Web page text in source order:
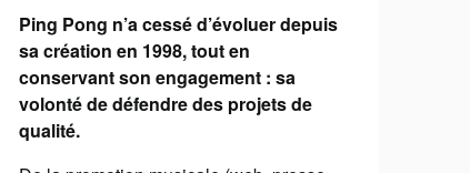
Ping Pong n’a cessé d’évoluer depuis
sa création en 1998, tout en
conservant son engagement : sa
volonté de défendre des projets de
qualité.